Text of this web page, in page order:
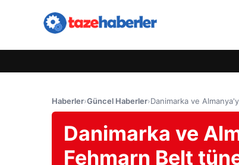
Haberler›Güncel Haberler›Danimarka ve
Danimarka ve
Fehmarn Belt